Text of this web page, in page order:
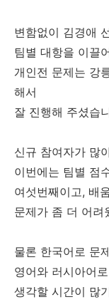
변함없이 김경애
팀별 대항을 이끌
개인전 문제는 강
해서
잘 진행해 주셨습
신규 참여자가 많
이번에는 팀별 점
여섯번째이고, 배
문제가 좀 더 어려
물론 한국어로 문
영어와 러시아어
생각할 시간이 많